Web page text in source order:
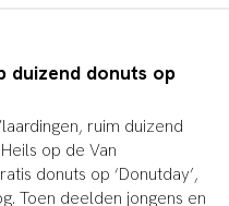
duizend donuts op
ruim duizend
op de Van
donuts op ‘Donutday’,
Toen deelden jongens en